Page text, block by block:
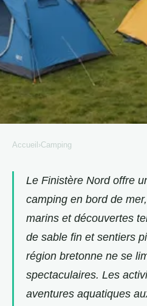
Camping
mer : entre terre
bretonne
•8 février 2025 4 min de
Accueil ›Camping
Le Finistère Nord offre
camping en bord de
marins et découvertes
de sable fin et sentiers
région bretonne ne se
spectaculaires. Les
aventures aquatiques